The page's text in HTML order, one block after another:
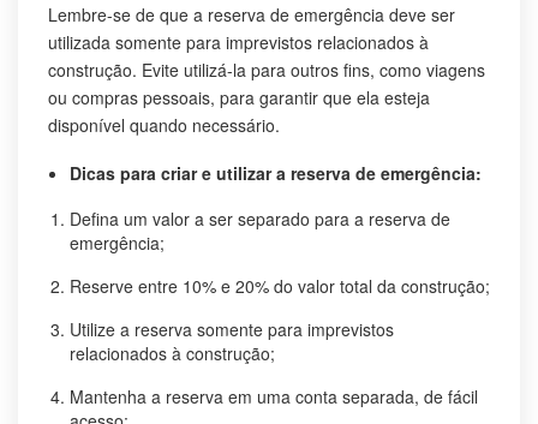
Lembre-se de que a reserva de emergência deve ser
utilizada somente para imprevistos relacionados à
construção. Evite utilizá-la para outros fins, como viagens
ou compras pessoais, para garantir que ela esteja
disponível quando necessário.
Dicas para criar e utilizar a reserva de emergência:
Defina um valor a ser separado para a reserva de
emergência;
Reserve entre 10% e 20% do valor total da construção;
Utilize a reserva somente para imprevistos
relacionados à construção;
Mantenha a reserva em uma conta separada, de fácil